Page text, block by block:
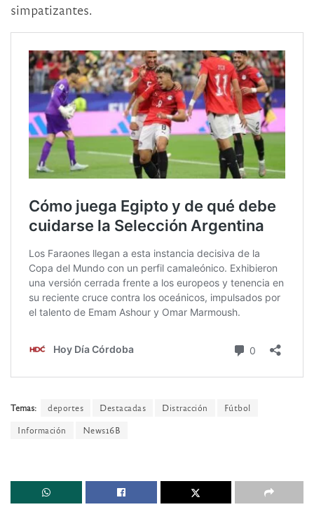
simpatizantes.
Temas: deportes Destacadas Distracción
Fútbol
Información
News16B